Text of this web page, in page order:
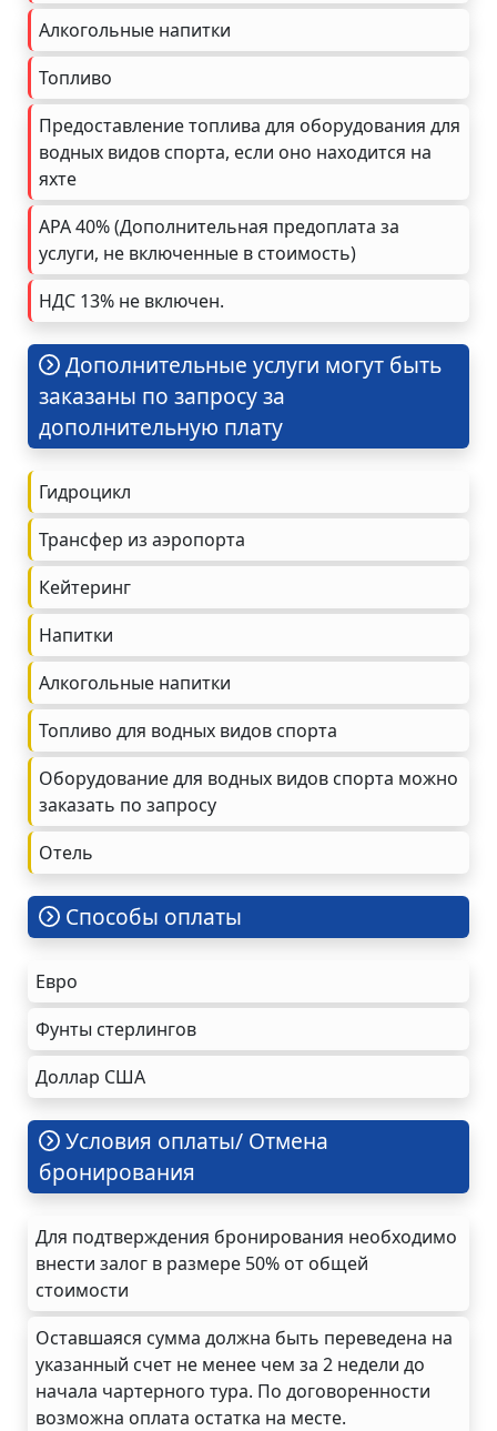
Алкогольные напитки
Топливо
Предоставление топлива для оборудования для
водных видов спорта, если оно находится на
яхте
APA 40% (Дополнительная предоплата за
услуги, не включенные в стоимость)
НДС 13% не включен.
Дополнительные услуги могут быть
заказаны по запросу за
дополнительную плату
Гидроцикл
Трансфер из аэропорта
Кейтеринг
Напитки
Алкогольные напитки
Топливо для водных видов спорта
Оборудование для водных видов спорта можно
заказать по запросу
Oтель
Cпособы оплаты
Евро
Фунты стерлингов
Доллар США
Условия оплаты/ Отмена
бронирования
Для подтверждения бронирования необходимо
внести залог в размере 50% от общей
стоимости
Оставшаяся сумма должна быть переведена на
указанный счет не менее чем за 2 недели до
начала чартерного тура. По договоренности
возможна оплата остатка на месте.